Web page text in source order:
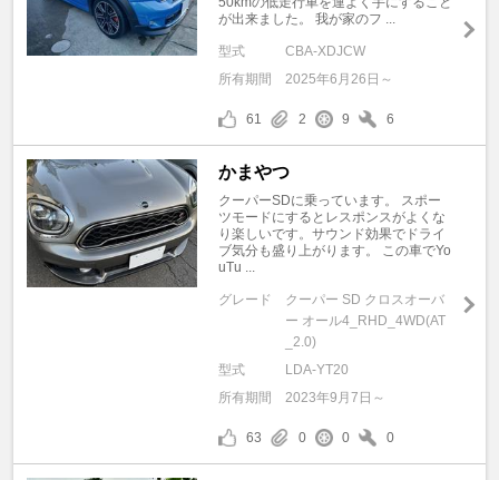
が出来ました。 我が家のフ ...
型式
CBA-XDJCW
所有期間
2025年6月26日～
61 2 9 6
かまやつ
クーパーSDに乗っています。 スポー
ツモードにするとレスポンスがよくな
り楽しいです。サウンド効果でドライ
ブ気分も盛り上がります。 この車でYo
uTu ...
グレード
クーパー SD クロスオーバ
ー オール4_RHD_4WD(AT
_2.0)
型式
LDA-YT20
所有期間
2023年9月7日～
63 0 0 0